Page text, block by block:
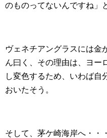
のものってないんですね」
ヴェネチアングラスには金
ん曰く、その理由は、ヨー
し変色するため、いわば自
おいたそう。
そして、茅ケ崎海岸へ・・・